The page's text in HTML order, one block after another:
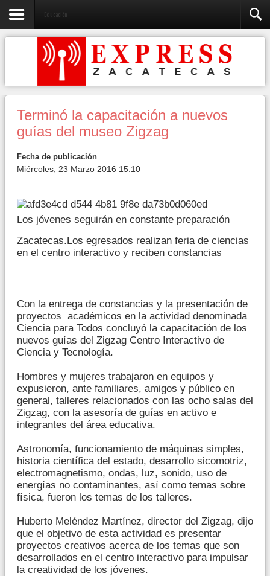
Educación
Terminó la capacitación a nuevos
guías del museo Zigzag
Fecha de publicación
Miércoles, 23 Marzo 2016 15:10
Los jóvenes seguirán en constante preparación
Zacatecas.Los egresados realizan feria de ciencias
en el centro interactivo y reciben constancias
Con la entrega de constancias y la presentación de
proyectos académicos en la actividad denominada
Ciencia para Todos concluyó la capacitación de los
nuevos guías del Zigzag Centro Interactivo de
Ciencia y Tecnología.
Hombres y mujeres trabajaron en equipos y
expusieron, ante familiares, amigos y público en
general, talleres relacionados con las ocho salas del
Zigzag, con la asesoría de guías en activo e
integrantes del área educativa.
Astronomía, funcionamiento de máquinas simples,
historia científica del estado, desarrollo sicomotriz,
electromagnetismo, ondas, luz, sonido, uso de
energías no contaminantes, así como temas sobre
física, fueron los temas de los talleres.
Huberto Meléndez Martínez, director del Zigzag, dijo
que el objetivo de esta actividad es presentar
proyectos creativos acerca de los temas que son
desarrollados en el centro interactivo para impulsar
la creatividad de los jóvenes.